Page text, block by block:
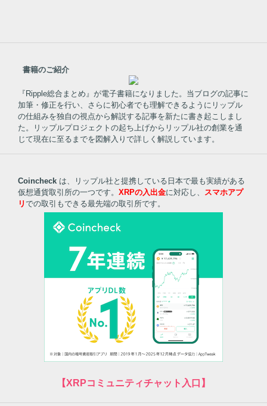
書籍のご紹介
『Ripple総合まとめ』が電子書籍になりました。当ブログの記事に
加筆・修正を行い、さらに初心者でも理解できるようにリップル
の仕組みを独自の視点から解説する記事を新たに書き起こしまし
た。リップルプロジェクトの起ち上げからリップル社の創業を通
じて現在に至るまでを図解入りで詳しく解説しています。
Coincheck は、リップル社と提携している日本で最も実績がある
仮想通貨取引所の一つです。 XRPの入出金に対応し、 スマホアプ
リでの取引もできる最先端の取引所です。
【XRPコミュニティチャット入口】